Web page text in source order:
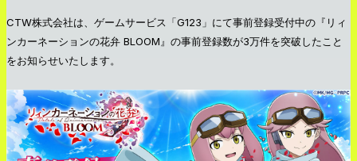
CTW株式会社は、ゲームサービス「G123」にて事前登録受付中の『リィ
ンカーネーションの花弁 BLOOM』の事前登録数が3万件を突破したこと
をお知らせいたします。